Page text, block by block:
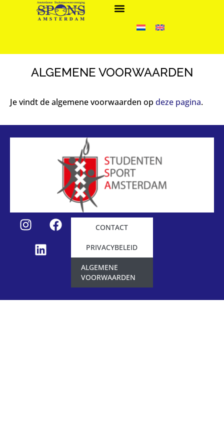
ALGEMENE VOORWAARDEN
Je vindt de algemene voorwaarden op deze pagina.
CONTACT
PRIVACYBELEID
ALGEMENE
VOORWAARDEN